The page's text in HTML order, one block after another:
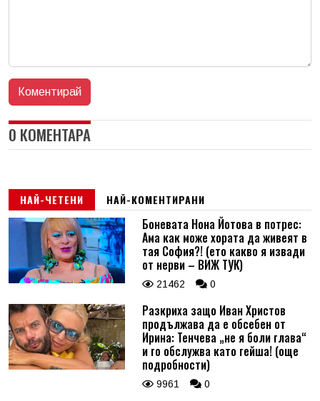
0 КОМЕНТАРА
НАЙ-ЧЕТЕНИ НАЙ-КОМЕНТИРАНИ
Боневата Нона Йотова в потрес:
Ама как може хората да живеят в
тая София?! (ето какво я извади
от нерви – ВИЖ ТУК)
21462 0
Разкриха защо Иван Христов
продължава да е обсебен от
Ирина: Тенчева „не я боли глава“
и го обслужва като гейша! (още
подробности)
9961 0